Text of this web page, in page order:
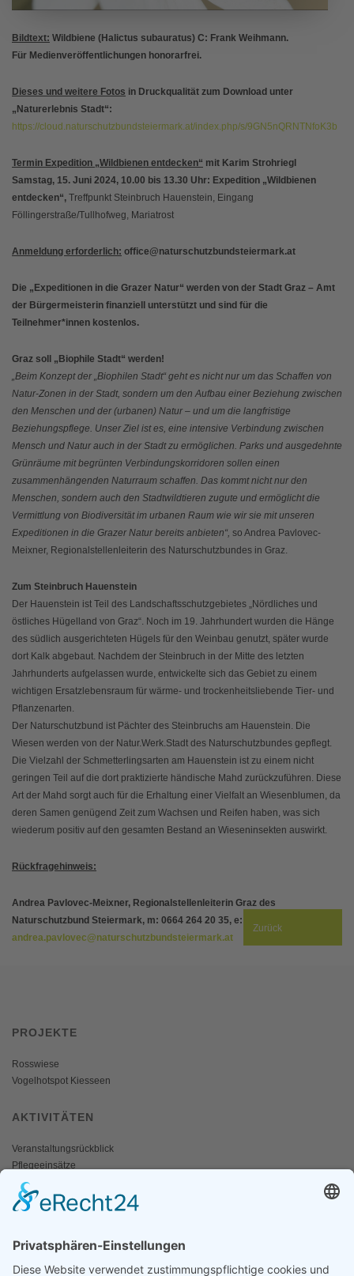
Bildtext: Wildbiene (Halictus subauratus) C: Frank Weihmann.
Für Medienveröffentlichungen honorarfrei.
Dieses und weitere Fotos in Druckqualität zum Download unter
„Naturerlebnis Stadt“:
https://cloud.naturschutzbundsteiermark.at/index.php/s/9GN5nQRNTNfoK3b
Termin Expedition „Wildbienen entdecken“ mit Karim Strohriegl
Samstag, 15. Juni 2024, 10.00 bis 13.30 Uhr: Expedition „Wildbienen
entdecken“, Treffpunkt Steinbruch Hauenstein, Eingang
Föllingerstraße/Tullhofweg, Mariatrost
Anmeldung erforderlich: office@naturschutzbundsteiermark.at
Die „Expeditionen in die Grazer Natur“ werden von der Stadt Graz – Amt
der Bürgermeisterin finanziell unterstützt und sind für die
Teilnehmer*innen kostenlos.
Graz soll „Biophile Stadt“ werden!
„Beim Konzept der „Biophilen Stadt“ geht es nicht nur um das Schaffen von
Natur-Zonen in der Stadt, sondern um den Aufbau einer Beziehung zwischen
den Menschen und der (urbanen) Natur – und um die langfristige
Beziehungspflege. Unser Ziel ist es, eine intensive Verbindung zwischen
Mensch und Natur auch in der Stadt zu ermöglichen. Parks und ausgedehnte
Grünräume mit begrünten Verbindungskorridoren sollen einen
zusammenhängenden Naturraum schaffen. Das kommt nicht nur den
Menschen, sondern auch den Stadtwildtieren zugute und ermöglicht die
Vermittlung von Biodiversität im urbanen Raum wie wir sie mit unseren
Expeditionen in die Grazer Natur bereits anbieten“, so Andrea Pavlovec-
Meixner, Regionalstellenleiterin des Naturschutzbundes in Graz.
Zum Steinbruch Hauenstein
Der Hauenstein ist Teil des Landschaftsschutzgebietes „Nördliches und
östliches Hügelland von Graz“. Noch im 19. Jahrhundert wurden die Hänge
des südlich ausgerichteten Hügels für den Weinbau genutzt, später wurde
dort Kalk abgebaut. Nachdem der Steinbruch in der Mitte des letzten
Jahrhunderts aufgelassen wurde, entwickelte sich das Gebiet zu einem
wichtigen Ersatzlebensraum für wärme- und trockenheitsliebende Tier- und
Pflanzenarten.
Der Naturschutzbund ist Pächter des Steinbruchs am Hauenstein. Die
Wiesen werden von der Natur.Werk.Stadt des Naturschutzbundes gepflegt.
Die Vielzahl der Schmetterlingsarten am Hauenstein ist zu einem nicht
geringen Teil auf die dort praktizierte händische Mahd zurückzuführen. Diese
Art der Mahd sorgt auch für die Erhaltung einer Vielfalt an Wiesenblumen, da
deren Samen genügend Zeit zum Wachsen und Reifen haben, was sich
wiederum positiv auf den gesamten Bestand an Wieseninsekten auswirkt.
Rückfragehinweis:
Andrea Pavlovec-Meixner, Regionalstellenleiterin Graz des
Naturschutzbund Steiermark, m: 0664 264 20 35, e:
andrea.pavlovec@naturschutzbundsteiermark.at
Zurück
PROJEKTE
Rosswiese
Vogelhotspot Kiesseen
AKTIVITÄTEN
Veranstaltungsrückblick
Pflegeeinsätze
AKTIV WERDEN
Mitgliedschaft
Spenden